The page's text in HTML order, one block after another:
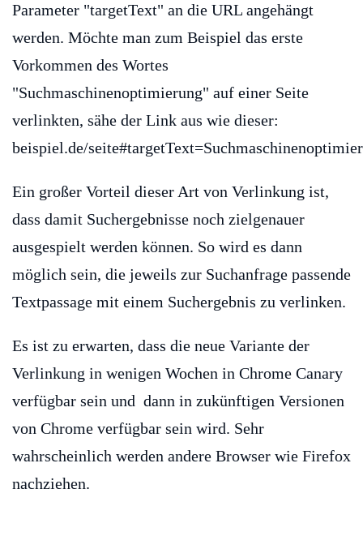
Parameter "targetText" an die URL angehängt
werden. Möchte man zum Beispiel das erste
Vorkommen des Wortes
"Suchmaschinenoptimierung" auf einer Seite
verlinkten, sähe der Link aus wie dieser:
beispiel.de/
Ein großer Vorteil dieser Art von Verlinkung ist,
dass damit Suchergebnisse noch zielgenauer
ausgespielt werden können. So wird es dann
möglich sein, die jeweils zur Suchanfrage passende
Textpassage mit einem Suchergebnis zu verlinken.
Es ist zu erwarten, dass die neue Variante der
Verlinkung in wenigen Wochen in Chrome Canary
verfügbar sein und dann in zukünftigen Versionen
von Chrome verfügbar sein wird. Sehr
wahrscheinlich werden andere Browser wie Firefox
nachziehen.